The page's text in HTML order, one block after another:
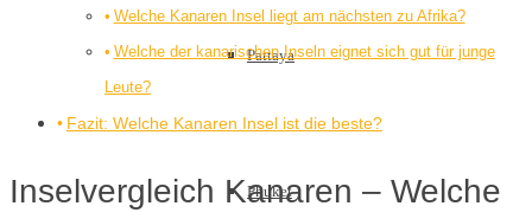
Pattaya
Phuket
Welche Kanaren Insel liegt am nächsten zu Afrika?
Welche der kanarischen Inseln eignet sich gut für junge
Leute?
Fazit: Welche Kanaren Insel ist die beste?
Inselvergleich Kanaren – Welche